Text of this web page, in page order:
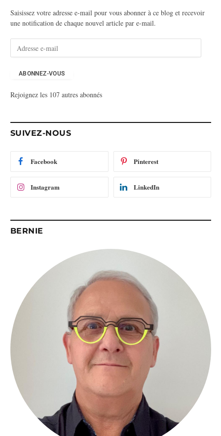
Saisissez votre adresse e-mail pour vous abonner à ce blog et recevoir
une notification de chaque nouvel article par e-mail.
s
m
ABONNEZ-VOUS
Rejoignez les 107 autres abonnés
SUIVEZ-NOUS
Facebook Pinterest
Instagram LinkedIn
BERNIE